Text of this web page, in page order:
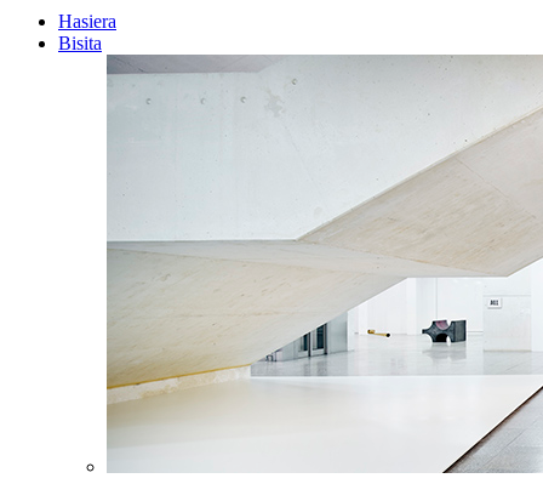
Hasiera
Bisita